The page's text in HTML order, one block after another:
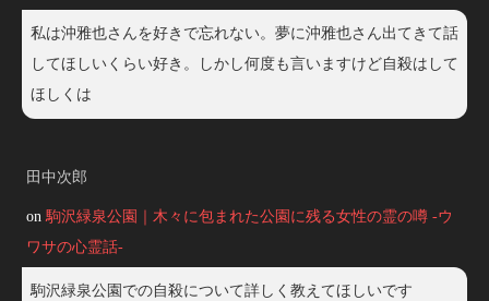
私は沖雅也さんを好きで忘れない。夢に沖雅也さん出てきて話
してほしいくらい好き。しかし何度も言いますけど自殺はして
ほしくは
田中次郎
on駒沢緑泉公園｜木々に包まれた公園に残る女性の霊の噂 -ウ
ワサの心霊話-
駒沢緑泉公園での自殺について詳しく教えてほしいです